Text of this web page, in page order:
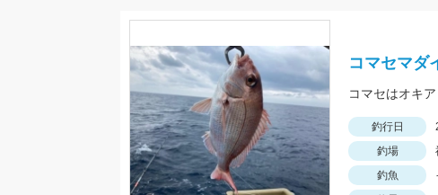
コマセマダ
コマセはオキ
釣行日
釣場
釣魚